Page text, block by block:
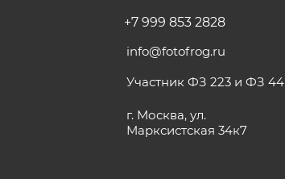
+7 999 853 2828
info@fotofrog.ru
Участник ФЗ 223 и ФЗ 44
г. Москва, ул.
Марксистская 34к7